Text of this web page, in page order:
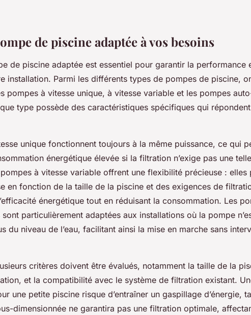
de piscine adaptée à vos besoins
de piscine adaptée est essentiel pour garantir la performance
installation. Parmi les différents types de pompes de piscine,
pompes à vitesse unique, à vitesse variable et les pompes
type possède des caractéristiques spécifiques qui
unique fonctionnent toujours à la même puissance, ce qui
énergétique élevée si la filtration n’exige pas une
à vitesse variable offrent une flexibilité précieuse : elles
en fonction de la taille de la piscine et des exigences de
énergétique tout en réduisant la consommation. Les
particulièrement adaptées aux installations où la pompe
du niveau de l’eau, facilitant ainsi la mise en marche sans
critères doivent être évalués, notamment la taille de la
et la compatibilité avec le système de filtration existant.
une petite piscine risque d’entraîner un gaspillage d’énergie,
dimensionnée ne garantira pas une filtration optimale,